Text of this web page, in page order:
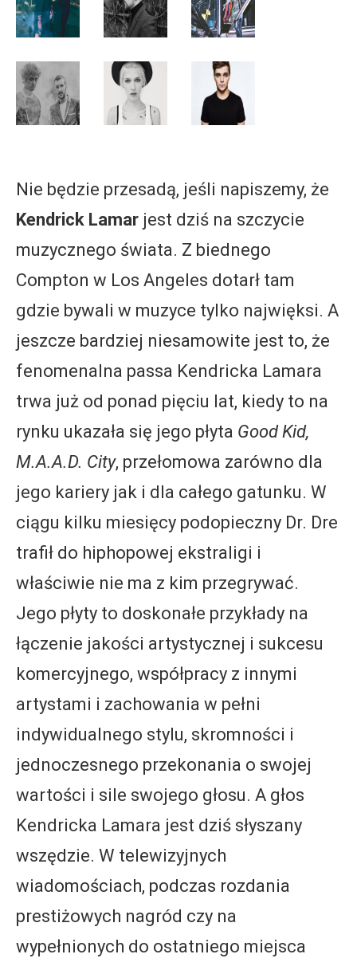
Nie będzie przesadą, jeśli napiszemy, że
Kendrick Lamar jest dziś na szczycie
muzycznego świata. Z biednego
Compton w Los Angeles dotarł tam
gdzie bywali w muzyce tylko najwięksi. A
jeszcze bardziej niesamowite jest to, że
fenomenalna passa Kendricka Lamara
trwa już od ponad pięciu lat, kiedy to na
rynku ukazała się jego płyta Good Kid,
M.A.A.D. City, przełomowa zarówno dla
jego kariery jak i dla całego gatunku. W
ciągu kilku miesięcy podopieczny Dr. Dre
trafił do hiphopowej ekstraligi i
właściwie nie ma z kim przegrywać.
Jego płyty to doskonałe przykłady na
łączenie jakości artystycznej i sukcesu
komercyjnego, współpracy z innymi
artystami i zachowania w pełni
indywidualnego stylu, skromności i
jednoczesnego przekonania o swojej
wartości i sile swojego głosu. A głos
Kendricka Lamara jest dziś słyszany
wszędzie. W telewizyjnych
wiadomościach, podczas rozdania
prestiżowych nagród czy na
wypełnionych do ostatniego miejsca